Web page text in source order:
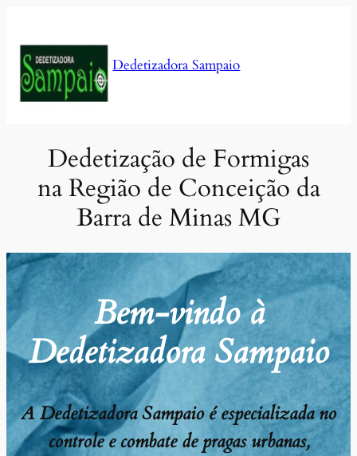
conteúdo
Dedetizadora Sampaio
Dedetização de Formigas
na Região de Conceição da
Barra de Minas MG
Bem-vindo à
Dedetizadora Sampaio
A Dedetizadora Sampaio é especializada no
controle e combate de pragas urbanas,